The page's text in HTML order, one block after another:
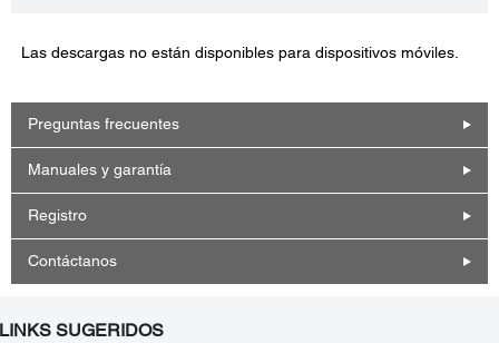
Las descargas no están disponibles para dispositivos móviles.
Preguntas frecuentes
Manuales y garantía
Registro
Contáctanos
LINKS SUGERIDOS